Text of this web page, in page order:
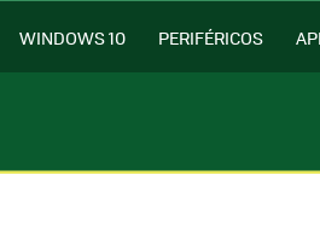
WINDOWS 10 PERIFÉRICOS